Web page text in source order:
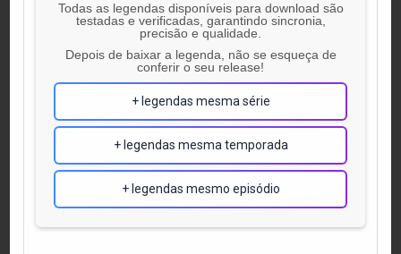
Todas as legendas disponíveis para download são
testadas e verificadas, garantindo sincronia,
precisão e qualidade.
Depois de baixar a legenda, não se esqueça de
conferir o seu release!
+ legendas mesma série
+ legendas mesma temporada
+ legendas mesmo episódio